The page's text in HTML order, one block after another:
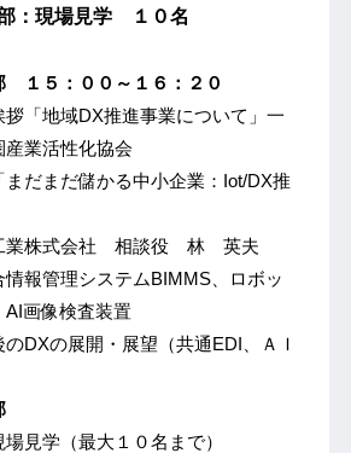
場見学 １０名
１５：００～１６：２０
DX推進事業について」一
業活性化協会
儲かる中小企業：Iot/DX推
会社 相談役 林 英夫
システムBIMMS、ロボッ
AI画像検査装置
展開・展望（共通EDI、ＡＩ
（最大１０名まで）